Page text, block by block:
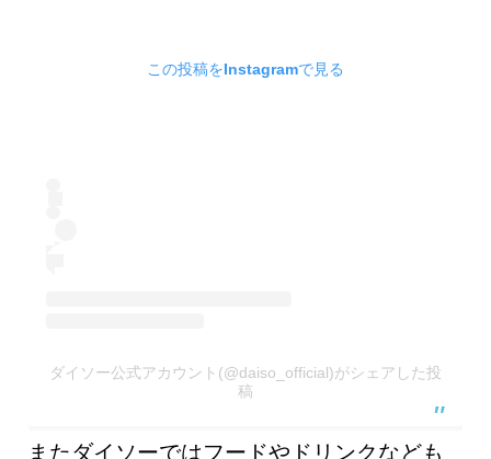
この投稿をInstagramで見る
ダイソー公式アカウント(@daiso_official)がシェアした投
稿
またダイソーではフードやドリンクなども